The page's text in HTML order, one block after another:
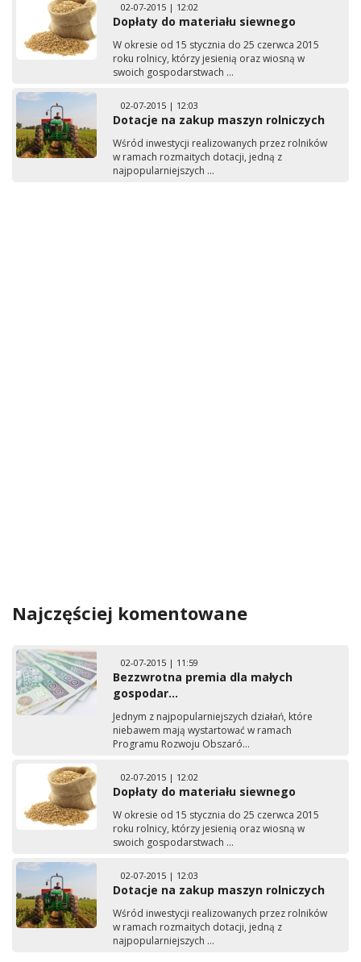
02-07-2015 | 12:02
Dopłaty do materiału siewnego
W okresie od 15 stycznia do 25 czerwca 2015
roku rolnicy, którzy jesienią oraz wiosną w
swoich gospodarstwach ...
02-07-2015 | 12:03
Dotacje na zakup maszyn rolniczych
Wśród inwestycji realizowanych przez rolników
w ramach rozmaitych dotacji, jedną z
najpopularniejszych ...
Najczęściej komentowane
02-07-2015 | 11:59
Bezzwrotna premia dla małych
gospodar...
Jednym z najpopularniejszych działań, które
niebawem mają wystartować w ramach
Programu Rozwoju Obszaró...
02-07-2015 | 12:02
Dopłaty do materiału siewnego
W okresie od 15 stycznia do 25 czerwca 2015
roku rolnicy, którzy jesienią oraz wiosną w
swoich gospodarstwach ...
02-07-2015 | 12:03
Dotacje na zakup maszyn rolniczych
Wśród inwestycji realizowanych przez rolników
w ramach rozmaitych dotacji, jedną z
najpopularniejszych ...